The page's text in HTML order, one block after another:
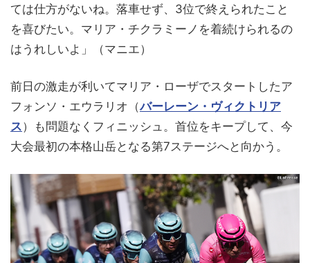
ては仕方がないね。落車せず、3位で終えられたこと
を喜びたい。マリア・チクラミーノを着続けられるの
はうれしいよ」（マニエ）
前日の激走が利いてマリア・ローザでスタートしたア
フォンソ・エウラリオ（バーレーン・ヴィクトリア
ス）も問題なくフィニッシュ。首位をキープして、今
大会最初の本格山岳となる第7ステージへと向かう。